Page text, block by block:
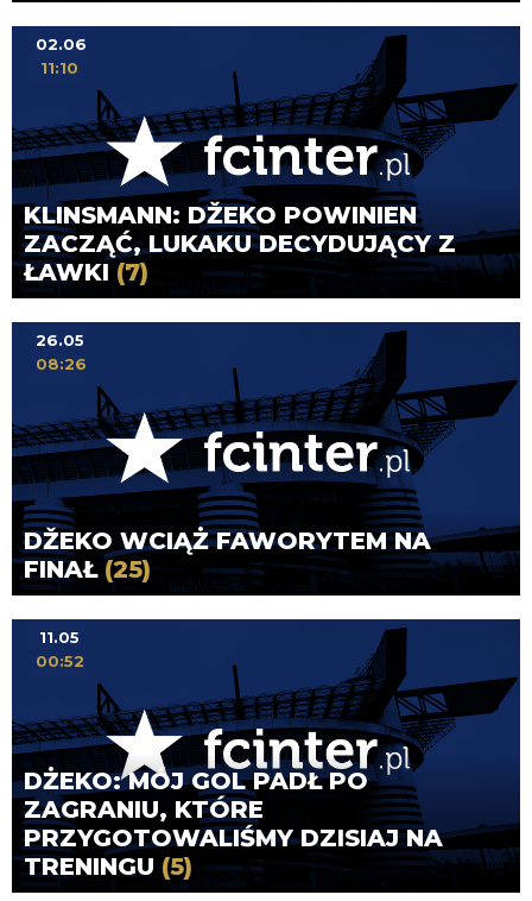
KLINSMANN: DŽEKO POWINIEN
ZACZĄĆ, LUKAKU DECYDUJĄCY Z
ŁAWKI(7)
02.06
11:10
DŽEKO WCIĄŻ FAWORYTEM NA
FINAŁ (25)
26.05
08:26
DŻEKO: MÓJ GOL PADŁ PO
ZAGRANIU, KTÓRE
PRZYGOTOWALIŚMY DZISIAJ NA
TRENINGU (5)
11.05
00:52